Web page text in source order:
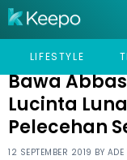
LIFESTYLE
HOME CELEB
BAWA
Bawa
Lucinta
Pelecehan
12 SEPTEMBER 2019 BY ADE